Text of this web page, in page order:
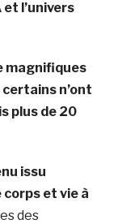
l’univers
magnifiques
n’ont
plus de 20
issu
corps et vie à
des